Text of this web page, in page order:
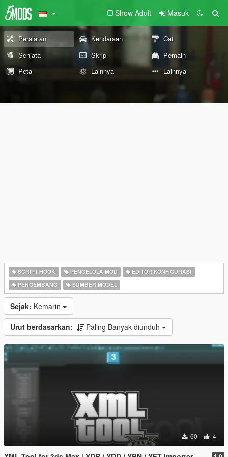
Show Adult Masuk
Peralatan Kendaraan
Cat
Senjata
Skrip
Pemain
Peta
Lainnya Lainnya
SCRIPT HOOK PENGELOLA MOD
EDITOR KONFIGURASI
PENGEMBANG
SUMBER MODEL
Sejak: Kemarin
Urut berdasarkan: Paling Banyak diunduh
60 4